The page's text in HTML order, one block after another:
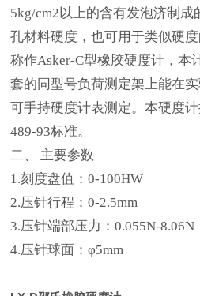
5kg/cm2以上的含有发泡济制成
孔材料硬度，也可用于类似硬
称作Asker-C型橡胶硬度计，本
套的同型号负荷测定架上能在
可手持硬度计表测定。本硬度
489-93标准。
二、 主要参数
1.刻度盘值：0-100HW
2.压针行程：0-2.5mm
3.压针端部压力：0.055N-8.06N
4.压针球面：φ5mm